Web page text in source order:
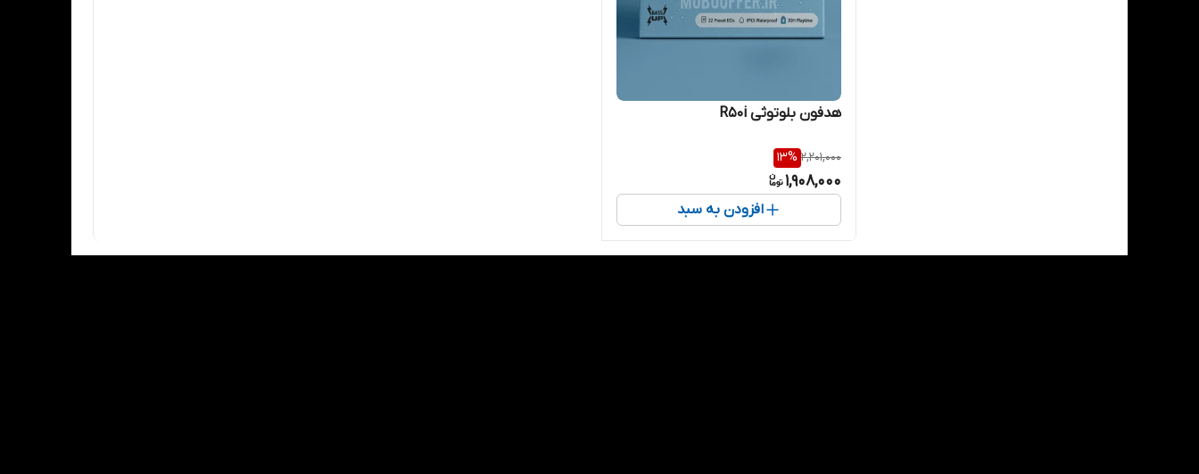
هدفون بلوتوثی R50i
2,201,000
13%
1,908,000
افزودن به سبد